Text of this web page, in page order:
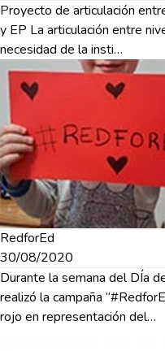
Proyecto de articulación
y EP La articulación entre
necesidad de la insti…
RedforEd
30/08/2020
Durante la semana del DÍa
realizó la campaña
rojo en representación del…